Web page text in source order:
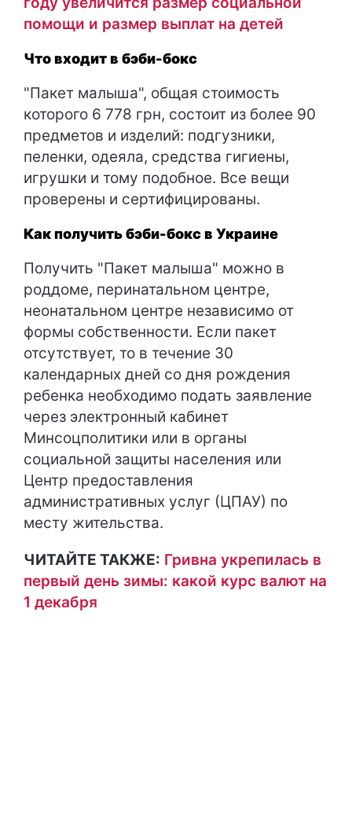
помощи и размер выплат на детей
Что входит в бэби-бокс
"Пакет малыша", общая стоимость
которого 6 778 грн, состоит из более 90
предметов и изделий: подгузники,
пеленки, одеяла, средства гигиены,
игрушки и тому подобное. Все вещи
проверены и сертифицированы.
Как получить бэби-бокс в Украине
Получить "Пакет малыша" можно в
роддоме, перинатальном центре,
неонатальном центре независимо от
формы собственности. Если пакет
отсутствует, то в течение 30
календарных дней со дня рождения
ребенка необходимо подать заявление
через электронный кабинет
Минсоцполитики или в органы
социальной защиты населения или
Центр предоставления
административных услуг (ЦПАУ) по
месту жительства.
ЧИТАЙТЕ ТАКЖЕ: Гривна укрепилась в
первый день зимы: какой курс валют на
1 декабря